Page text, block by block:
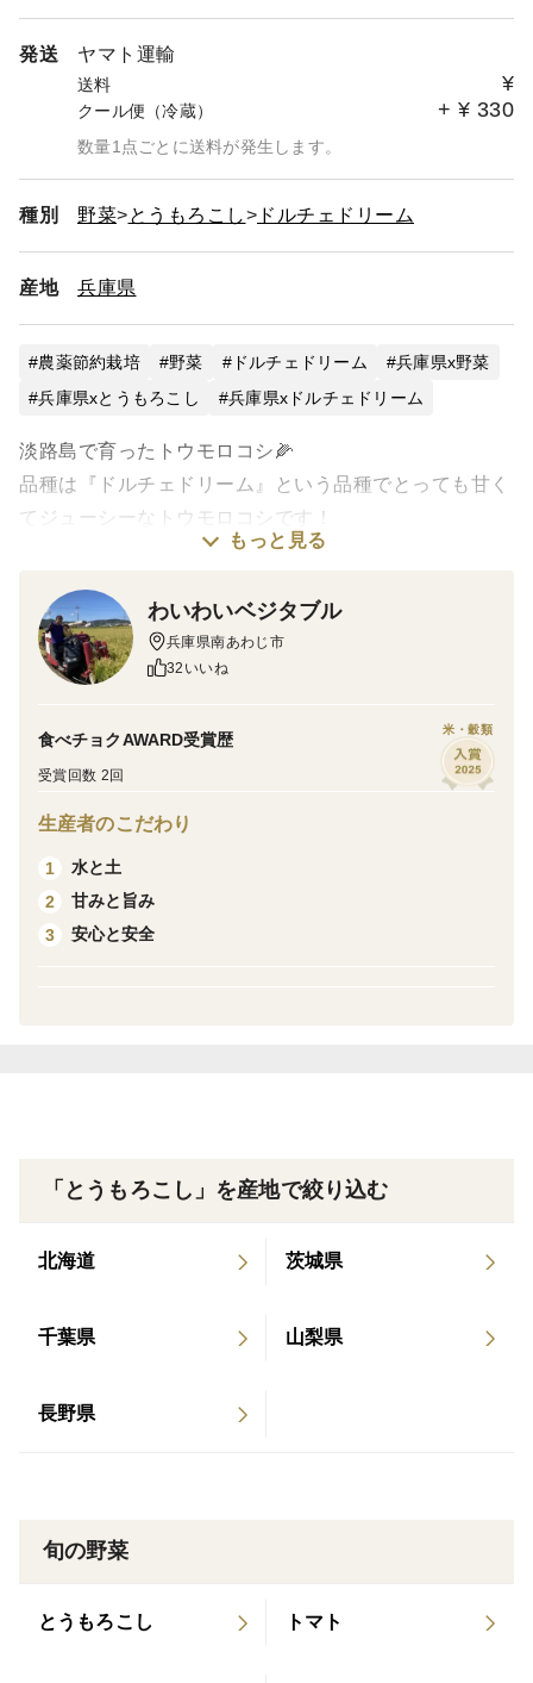
発送 ヤマト運輸
送料 ¥
クール便（冷蔵） + ¥ 330
数量1点ごとに送料が発生します。
種別 野菜 とうもろこし ドルチェドリーム
産地 兵庫県
農薬節約栽培 野菜 ドルチェドリーム
兵庫県x野菜
兵庫県xとうもろこし
兵庫県xドルチェドリーム
淡路島で育ったトウモロコシ🌽
品種は『ドルチェドリーム』という品種でとっても甘く
てジューシーなトウモロコシです！
トウモロコシを出品するにあたって、ようやく辿り着い
ちゃいました💦
焼きもろこし🌽はもちろん、とうもろこしご飯やポター
ジュスープ🍲バーベキューの最高の相棒になる事間違い
季節限定の味覚を是非お試しください😋
発送前にはしっかりと確認しますが、先まで実が詰まっ
事をご了承下さい。
もっと見る
わいわいベジタブル
兵庫県南あわじ市
32いいね
食べチョクAWARD受賞歴
受賞回数 2回
米・穀類
生産者のこだわり
1
水と土
2
甘みと旨み
3
安心と安全
「とうもろこし」を産地で絞り込む
北海道 茨城県
千葉県 山梨県
長野県
旬の野菜
とうもろこし トマト